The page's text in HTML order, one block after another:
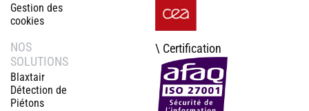
Gestion des
cookies
NOS
SOLUTIONS
Blaxtair
Détection de
Piétons
\ Certification